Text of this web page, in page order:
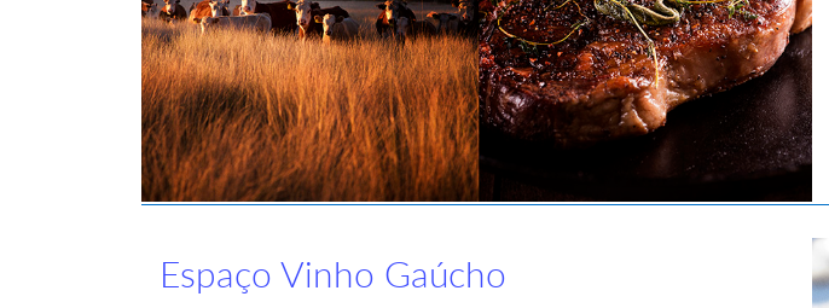
Espaço Vinho Gaúcho